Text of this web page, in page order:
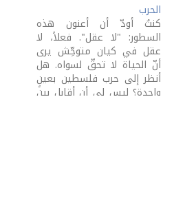
الحرب
كنتُ أودّ أن أعنون هذه
السطور: "لا عقل". فعلاً، لا
عقل في كيان متوحِّش يرى
أنّ الحياة لا تحقّ لسواه. هل
أنظر إلى حرب فلسطين بعينٍ
واحدة؟ ليس لي أن أقابل بين